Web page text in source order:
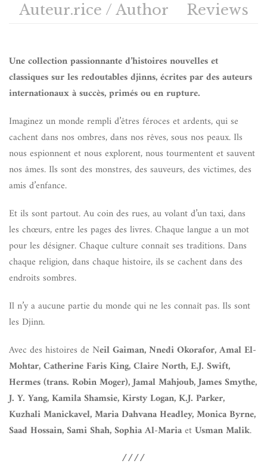
Auteur.rice / Author
Reviews
Une collection passionnante d’histoires nouvelles et
classiques sur les redoutables djinns, écrites par des auteurs
internationaux à succès, primés ou en rupture.
Imaginez un monde rempli d’êtres féroces et ardents, qui se
cachent dans nos ombres, dans nos rêves, sous nos peaux. Ils
nous espionnent et nous explorent, nous tourmentent et sauvent
nos âmes. Ils sont des monstres, des sauveurs, des victimes, des
amis d’enfance.
Et ils sont partout. Au coin des rues, au volant d’un taxi, dans
les chœurs, entre les pages des livres. Chaque langue a un mot
pour les désigner. Chaque culture connaît ses traditions. Dans
chaque religion, dans chaque histoire, ils se cachent dans des
endroits sombres.
Il n’y a aucune partie du monde qui ne les connaît pas. Ils sont
les Djinn.
Avec des histoires de Neil Gaiman, Nnedi Okorafor, Amal El-
Mohtar, Catherine Faris King, Claire North, E.J. Swift,
Hermes (trans. Robin Moger), Jamal Mahjoub, James Smythe,
J. Y. Yang, Kamila Shamsie, Kirsty Logan, K.J. Parker,
Kuzhali Manickavel, Maria Dahvana Headley, Monica Byrne,
Saad Hossain, Sami Shah, Sophia Al-MariaetUsman Malik.
////